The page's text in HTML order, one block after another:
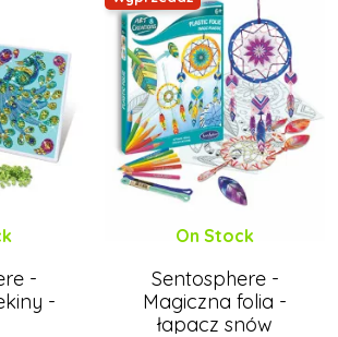
-
-
On Stock
Sentosphere -
Magiczna folia -
łapacz snów